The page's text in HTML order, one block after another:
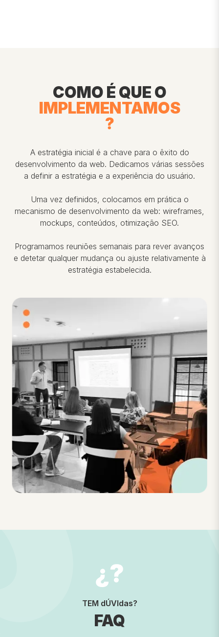
COMO É QUE O
IMPLEMENTAMOS
?
A estratégia inicial é a chave para o êxito do
desenvolvimento da web. Dedicamos várias sessões
a definir a estratégia e a experiência do usuário.
Uma vez definidos, colocamos em prática o
mecanismo de desenvolvimento da web: wireframes,
mockups, conteúdos, otimização SEO.
Programamos reuniões semanais para rever avanços
e detetar qualquer mudança ou ajuste relativamente à
estratégia estabelecida.
TEM dÚVIdas?
FAQ